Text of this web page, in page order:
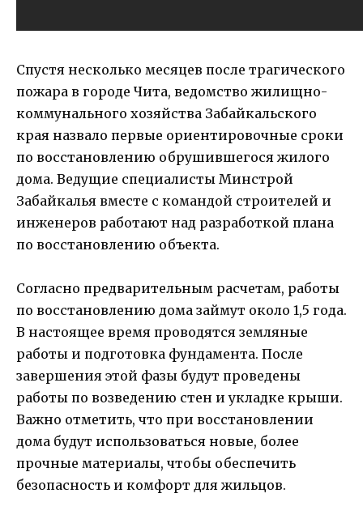
Спустя несколько месяцев после трагического
пожара в городе Чита, ведомство жилищно-
коммунального хозяйства Забайкальского
края назвало первые ориентировочные сроки
по восстановлению обрушившегося жилого
дома. Ведущие специалисты Минстрой
Забайкалья вместе с командой строителей и
инженеров работают над разработкой плана
по восстановлению объекта.
Согласно предварительным расчетам, работы
по восстановлению дома займут около 1,5 года.
В настоящее время проводятся земляные
работы и подготовка фундамента. После
завершения этой фазы будут проведены
работы по возведению стен и укладке крыши.
Важно отметить, что при восстановлении
дома будут использоваться новые, более
прочные материалы, чтобы обеспечить
безопасность и комфорт для жильцов.